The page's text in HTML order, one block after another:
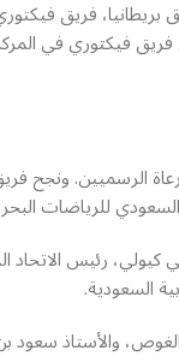
ممثلي البطولة
للرياضات
السعودية.
والأستاذ